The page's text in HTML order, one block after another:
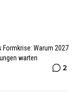
Formkrise: Warum 2027
warten
2